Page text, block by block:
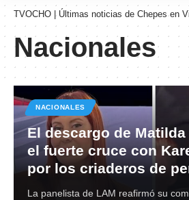
TVOCHO | Últimas noticias de Chepes en
Nacionales
NACIONALES
El descargo de
el fuerte cruce con
por los criaderos de
La panelista de LAM reafirmó su